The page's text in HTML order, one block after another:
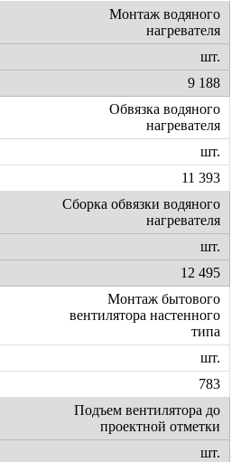
Монтаж водяного
нагревателя
шт.
9 188
Обвязка водяного
нагревателя
шт.
11 393
Сборка обвязки водяного
нагревателя
шт.
12 495
Монтаж бытового
вентилятора настенного
типа
шт.
783
Подъем вентилятора до
проектной отметки
шт.